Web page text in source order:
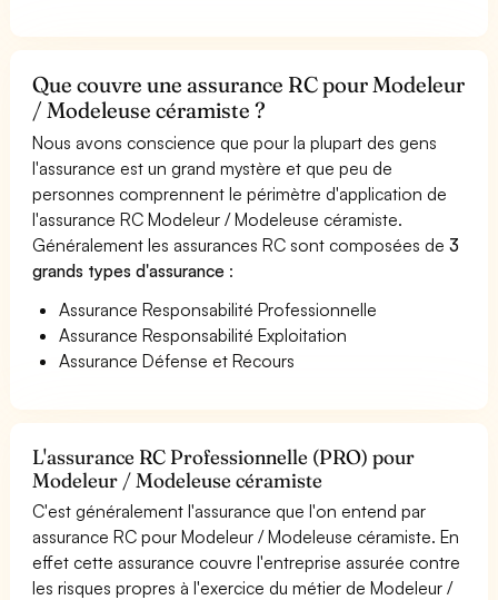
Que couvre une assurance RC pour Modeleur
/ Modeleuse céramiste ?
Nous avons conscience que pour la plupart des gens
l'assurance est un grand mystère et que peu de
personnes comprennent le périmètre d'application de
l'assurance RC Modeleur / Modeleuse céramiste.
Généralement les assurances RC sont composées de3
grands types d'assurance :
Assurance Responsabilité Professionnelle
Assurance Responsabilité Exploitation
Assurance Défense et Recours
L'assurance RC Professionnelle (PRO) pour
Modeleur / Modeleuse céramiste
C'est généralement l'assurance que l'on entend par
assurance RC pour Modeleur / Modeleuse céramiste. En
effet cette assurance couvre l'entreprise assurée contre
les risques propres à l'exercice du métier de Modeleur /